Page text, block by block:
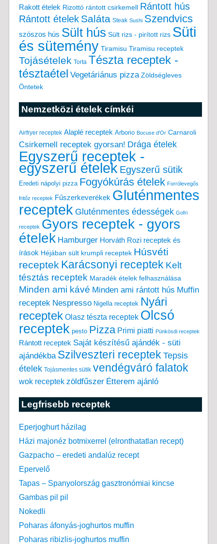
Rakott ételek Rizottó rántott csirkemell Rántott hús
Rántott ételek Saláta Steak Sushi Szendvics
szószos hús Sült hús Sült rizs - pirított rizs Süti
és sütemény Tiramisu Tiramisu receptek
Tojásételek Torta Tészta receptek -
tésztaétel Vegetáriánus pizza Zöldségleves
Öntetek
Nemzetközi ételek címkéi
Airfryer receptek Alaplé receptek Arborio Bocuse d'Or Carnaroli
Csirkemell receptek gyorsan! Drága ételek
Egyszerű receptek -
egyszerű ételek Egyszerű sütik
Eredeti nápolyi pizza Fogyókúrás ételek Forrólevegős
fritőz receptek Fűszerkeverékek Gluténmentes
receptek Gluténmentes édességek Gofri
receptek Gyors receptek - gyors
ételek Hamburger Horváth Rozi receptek és
írások Héjában sült krumpli receptek Húsvéti
receptek Karácsonyi receptek Kelt
tésztás receptek Maradék ételek felhasználása
Minden ami kávé Minden ami rántott hús Muffin
receptek Nespresso Nigella receptek Nyári
receptek Olasz tészta receptek Olcsó
receptek pesto Pizza Primi piatti Pünkösdi receptek
Rántott receptek Saját készítésű ajándék - süti
ajándékba Szilveszteri receptek Tepsis
ételek Tojásmentes sütik vendégváró falatok
wok receptek zöldfűszer Étterem ajánló
Legfrisebb receptek
Eperjoghurt házilag
Házi majonéz botmixerrel (elronthatatlan recept)
Gazpacho – eredeti andalúz recept
Epervelő
Tapas – Spanyolország gasztronómiai kincse
Gambas pil pil
Nokedli
Poharas áfonyás-joghurtos muffin
Poharas ribizlis-joghurtos muffin